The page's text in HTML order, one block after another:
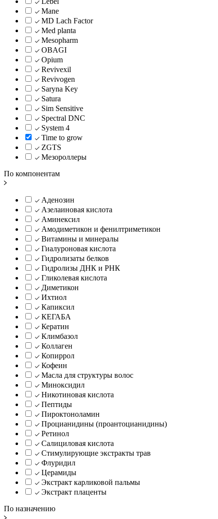
Mane
MD Lach Factor
Med planta
Mesopharm
OBAGI
Opium
Revivexil
Revivogen
Saryna Key
Satura
Sim Sensitive
Spectral DNC
System 4
Time to grow
ZGTS
Мезороллеры
По компонентам
Аденозин
Азелаиновая кислота
Аминексил
Амодиметикон и фенилтриметикон
Витамины и минералы
Гиалуроновая кислота
Гидролизаты белков
Гидролизы ДНК и РНК
Гликолевая кислота
Диметикон
Ихтиол
Капиксил
КЕГАБА
Кератин
Климбазол
Коллаген
Копиррол
Кофеин
Масла для структуры волос
Миноксидил
Никотиновая кислота
Пептиды
Пироктоноламин
Процианидины (проантоцианидины)
Ретинол
Салициловая кислота
Стимулирующие экстракты трав
Флуридил
Церамиды
Экстракт карликовой пальмы
Экстракт плаценты
По назначению